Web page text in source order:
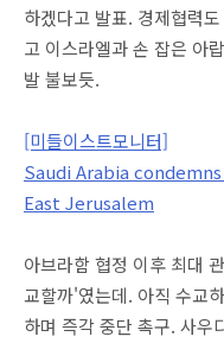
하겠다고 발표. 경제협력
고 이스라엘과 손 잡은 아
발 불보듯.
[미들이스트모니터]
Saudi Arabia
East Jerusalem
아브라함 협정 이후 최대
교할까'였는데. 아직 수교
하며 즉각 중단 촉구. 사우